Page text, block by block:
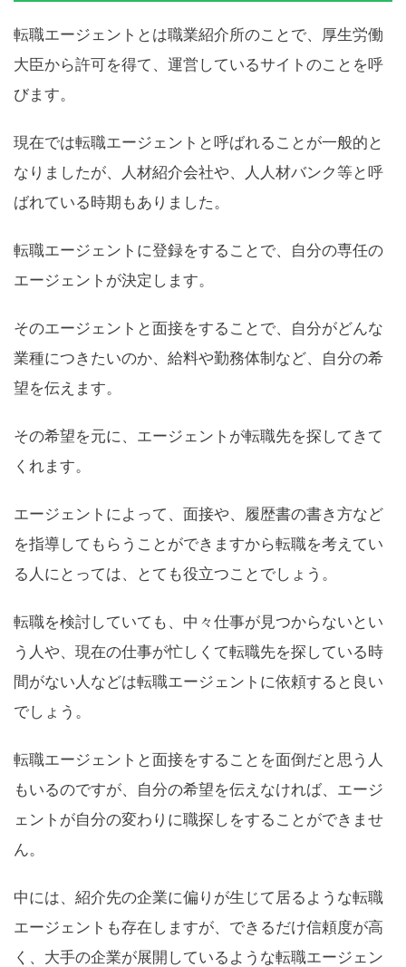
転職エージェントとは職業紹介所のことで、厚生労働
大臣から許可を得て、運営しているサイトのことを呼
びます。
現在では転職エージェントと呼ばれることが一般的と
なりましたが、人材紹介会社や、人人材バンク等と呼
ばれている時期もありました。
転職エージェントに登録をすることで、自分の専任の
エージェントが決定します。
そのエージェントと面接をすることで、自分がどんな
業種につきたいのか、給料や勤務体制など、自分の希
望を伝えます。
その希望を元に、エージェントが転職先を探してきて
くれます。
エージェントによって、面接や、履歴書の書き方など
を指導してもらうことができますから転職を考えてい
る人にとっては、とても役立つことでしょう。
転職を検討していても、中々仕事が見つからないとい
う人や、現在の仕事が忙しくて転職先を探している時
間がない人などは転職エージェントに依頼すると良い
でしょう。
転職エージェントと面接をすることを面倒だと思う人
もいるのですが、自分の希望を伝えなければ、エージ
ェントが自分の変わりに職探しをすることができませ
ん。
中には、紹介先の企業に偏りが生じて居るような転職
エージェントも存在しますが、できるだけ信頼度が高
く、大手の企業が展開しているような転職エージェン